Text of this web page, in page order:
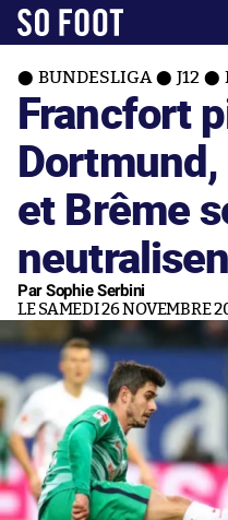
BUNDESLIGA J12
Francfort
et Brême
Par Sophie Serbini
LE SAMEDI 26 NOVEMBRE